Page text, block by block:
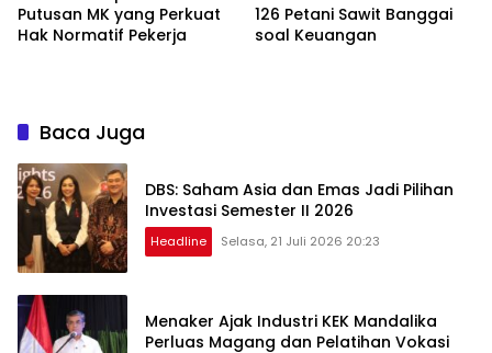
Putusan MK yang Perkuat
Hak Normatif Pekerja
126 Petani Sawit Banggai
soal Keuangan
Baca Juga
DBS: Saham Asia dan Emas Jadi Pilihan
Investasi Semester II 2026
Headline Selasa, 21 Juli 2026 20:23
Menaker Ajak Industri KEK Mandalika
Perluas Magang dan Pelatihan Vokasi